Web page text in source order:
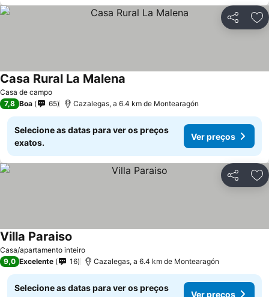
Partilhar
Casa de campo
Casa Rural La Malena
7,8 Boa 65 Cazalegas, a 6.4 km de Montearagón
Selecione as datas para ver os preços
exatos.
Ver preços
Partilhar
Casa/apartamento inteiro
Villa Paraiso
9,0 Excelente 16 Cazalegas, a 6.4 km de Montearagón
Selecione as datas para ver os preços
Ver preços